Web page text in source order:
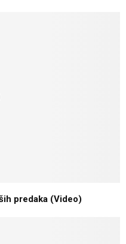
predaka (Video)